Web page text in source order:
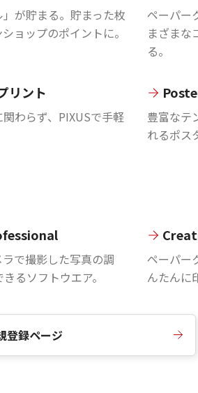
が貯まる。貯まった枚
ョップのポイントに。
ペーパー
まざまな
る。
リント
わらず、PIXUSで手軽
豊富なテ
れるポス
で撮影した写真の調
るソフトウエア。
ペーパー
んたんに
登録ページ